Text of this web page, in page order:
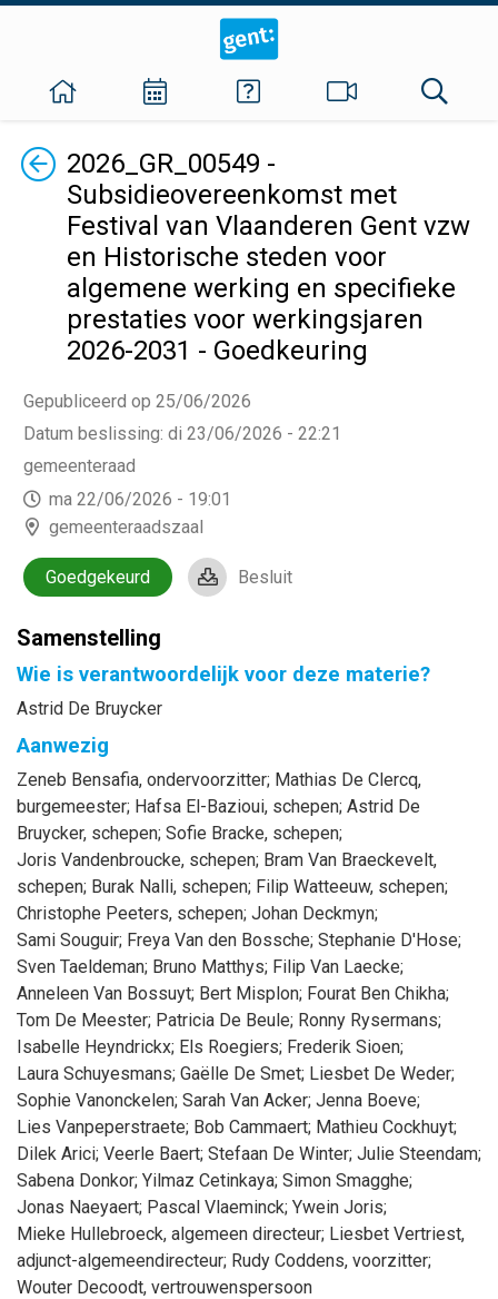
Terug2026_GR_00549 -
Subsidieovereenkomst met
Festival van Vlaanderen Gent vzw
en Historische steden voor
algemene werking en specifieke
prestaties voor werkingsjaren
2026-2031 - Goedkeuring
Gepubliceerd op 25/06/2026
Datum beslissing: di 23/06/2026 - 22:21
gemeenteraad
ma 22/06/2026 - 19:01
gemeenteraadszaal
Goedgekeurd Besluit
Samenstelling
Wie is verantwoordelijk voor deze materie?
Astrid De Bruycker
Aanwezig
Zeneb Bensafia, ondervoorzitter; Mathias De Clercq,
burgemeester; Hafsa El-Bazioui, schepen; Astrid De
Bruycker, schepen; Sofie Bracke, schepen;
Joris Vandenbroucke, schepen; Bram Van Braeckevelt,
schepen; Burak Nalli, schepen; Filip Watteeuw, schepen;
Christophe Peeters, schepen; Johan Deckmyn;
Sami Souguir; Freya Van den Bossche; Stephanie D'Hose;
Sven Taeldeman; Bruno Matthys; Filip Van Laecke;
Anneleen Van Bossuyt; Bert Misplon; Fourat Ben Chikha;
Tom De Meester; Patricia De Beule; Ronny Rysermans;
Isabelle Heyndrickx; Els Roegiers; Frederik Sioen;
Laura Schuyesmans; Gaëlle De Smet; Liesbet De Weder;
Sophie Vanonckelen; Sarah Van Acker; Jenna Boeve;
Lies Vanpeperstraete; Bob Cammaert; Mathieu Cockhuyt;
Dilek Arici; Veerle Baert; Stefaan De Winter; Julie Steendam;
Sabena Donkor; Yilmaz Cetinkaya; Simon Smagghe;
Jonas Naeyaert; Pascal Vlaeminck; Ywein Joris;
Mieke Hullebroeck, algemeen directeur; Liesbet Vertriest,
adjunct-algemeendirecteur; Rudy Coddens, voorzitter;
Wouter Decoodt, vertrouwenspersoon